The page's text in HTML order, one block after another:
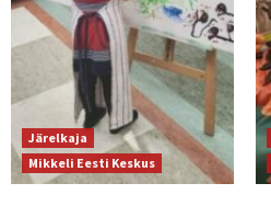
Järelkaja
Mikkeli Eesti Keskus